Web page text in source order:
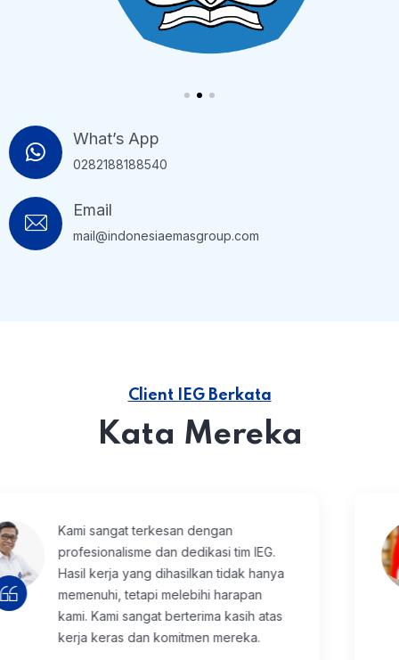
What’s App
0282188188540
Email
mail@indonesiaemasgroup.com
Client IEG Berkata
Kata Mereka
Profesionalisme dan kreativitas mereka
benar-benar bagus, dan setiap detail
dikerjakan dengan baik. Kerja keras
mereka layak diacungi jempol. Kami
sangat bersyukur bisa bekerja sama
dengan tim yang begitu luar biasa.